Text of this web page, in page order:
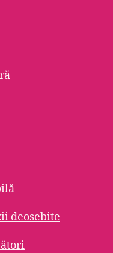
deosebite